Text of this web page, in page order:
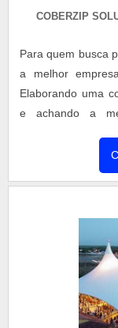
COBERZIP
Para quem busca
a melhor
Elaborando uma
e achando a
Coberzip
benefício com
de atuação. A
proporcionar para
Escritório de alta
atividades;